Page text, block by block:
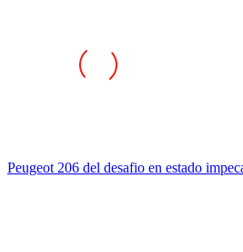
Peugeot 206 del desafio en estado